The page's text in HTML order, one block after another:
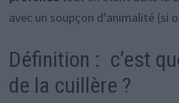
avec un soupçon d’animalité (si
Définition : c’est
de la cuillère ?